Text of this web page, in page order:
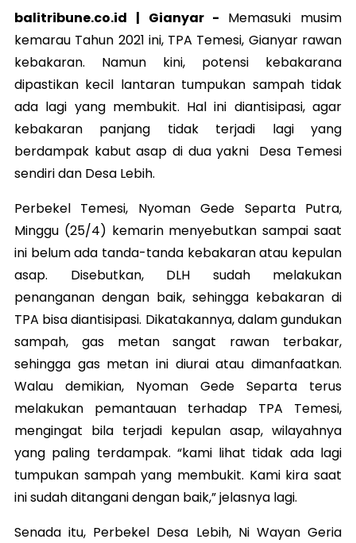
balitribune.co.id | Gianyar - Memasuki musim
kemarau Tahun 2021 ini, TPA Temesi, Gianyar rawan
kebakaran. Namun kini, potensi kebakarana
dipastikan kecil lantaran tumpukan sampah tidak
ada lagi yang membukit. Hal ini diantisipasi, agar
kebakaran panjang tidak terjadi lagi yang
berdampak kabut asap di dua yakni Desa Temesi
sendiri dan Desa Lebih.
Perbekel Temesi, Nyoman Gede Separta Putra,
Minggu (25/4) kemarin menyebutkan sampai saat
ini belum ada tanda-tanda kebakaran atau kepulan
asap. Disebutkan, DLH sudah melakukan
penanganan dengan baik, sehingga kebakaran di
TPA bisa diantisipasi. Dikatakannya, dalam gundukan
sampah, gas metan sangat rawan terbakar,
sehingga gas metan ini diurai atau dimanfaatkan.
Walau demikian, Nyoman Gede Separta terus
melakukan pemantauan terhadap TPA Temesi,
mengingat bila terjadi kepulan asap, wilayahnya
yang paling terdampak. “kami lihat tidak ada lagi
tumpukan sampah yang membukit. Kami kira saat
ini sudah ditangani dengan baik,” jelasnya lagi.
Senada itu, Perbekel Desa Lebih, Ni Wayan Geria